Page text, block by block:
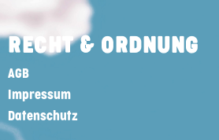
RECHT & ORDNUNG
AGB
Impressum
Datenschutz